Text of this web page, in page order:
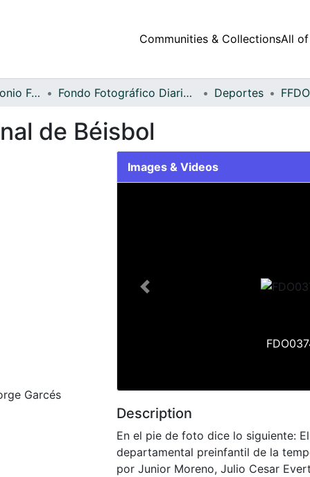
Communities & CollectionsAll of
Archivo del Patrimonio Fotográfico y Fílmico del Valle del Cauca Fondo Fotográfico Diario Occidente Deportes
de Béisbol
Garcés
Images & Videos
Previous
Description
En el pie de foto dice lo siguiente:
departamental preinfantil de la
por Junior Moreno, Julio Cesar